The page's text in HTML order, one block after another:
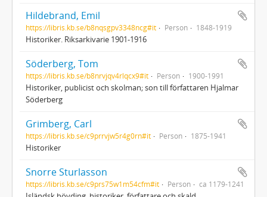
Hildebrand, Emil
https://libris.kb.se/b8nqsgpv3348ncg#it Person 1848-1919
Historiker. Riksarkivarie 1901-1916
Söderberg, Tom
https://libris.kb.se/b8nrvjqv4rlqcx9#it Person 1900-1991
Historiker, publicist och skolman; son till författaren Hjalmar
Söderberg
Grimberg, Carl
https://libris.kb.se/c9prrvjw5r4g0rn#it Person 1875-1941
Historiker
Snorre Sturlasson
https://libris.kb.se/c9prs75w1m54cfm#it Person ca 1179-1241